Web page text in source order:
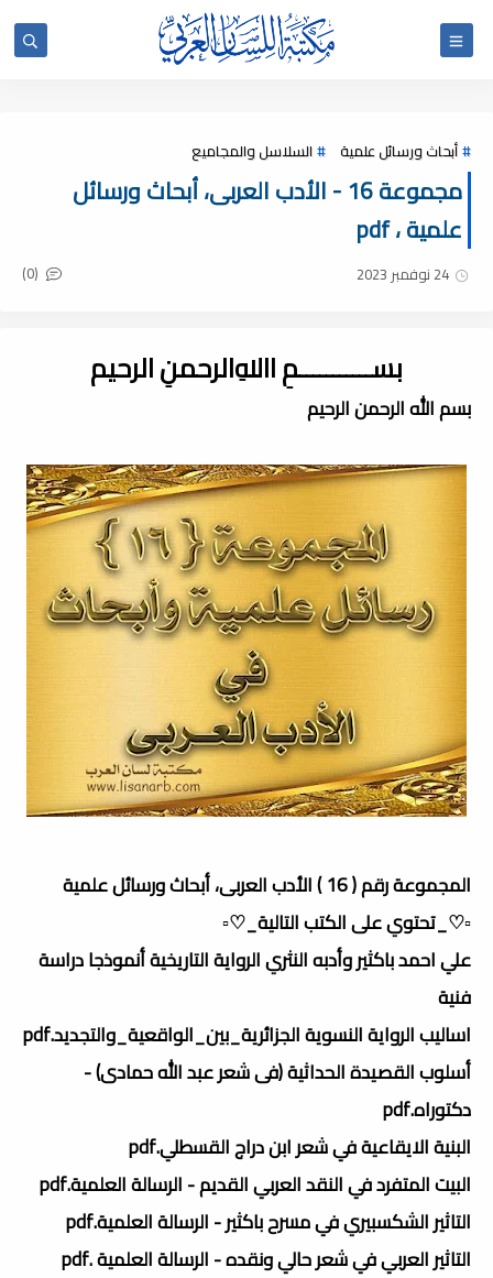
أبحاث ورسائل علمية السلاسل والمجاميع
مجموعة 16 - الأدب العربى، أبحاث ورسائل
علمية ، pdf
24 نوفمبر 2023 (0)
بســـــــــــمِ اﷲِالرحمنِ الرحيم
بسم الله الرحمن الرحيم
المجموعة رقم ( 16 ) الأدب العربى، أبحاث ورسائل علمية
▫️♡_تحتوي على الكتب التالية_♡▫️
علي احمد باكثير وأدبه النثري الرواية التاريخية أنموذجا دراسة
فنية
اساليب الرواية النسوية الجزائرية_بين_الواقعية_والتجديد.pdf
أسلوب القصيدة الحداثية (فى شعر عبد الله حمادى) -
دكتوراه.pdf
البنية الايقاعية في شعر ابن دراج القسطلي.pdf
البيت المتفرد في النقد العربي القديم - الرسالة العلمية.pdf
التاثير الشكسبيري في مسرح باكثير - الرسالة العلمية.pdf
التاثير العربي في شعر حالي ونقده - الرسالة العلمية ‫‬.pdf